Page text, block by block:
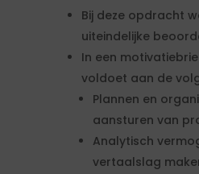
Bij deze opdracht
uiteindelijke
In een
voldoet aan de
Plannen en
aansturen van
Analytisch
vertaalslag